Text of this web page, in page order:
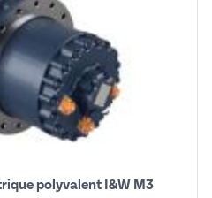
polyvalent I&W M3